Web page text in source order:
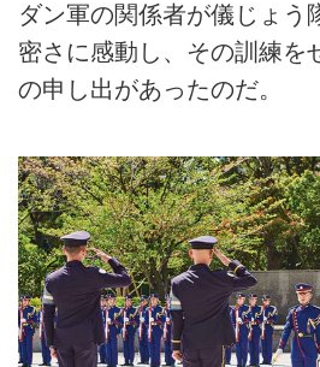
ダン軍の関係者が儀じょう
密さに感動し、その訓練を
の申し出があったのだ。